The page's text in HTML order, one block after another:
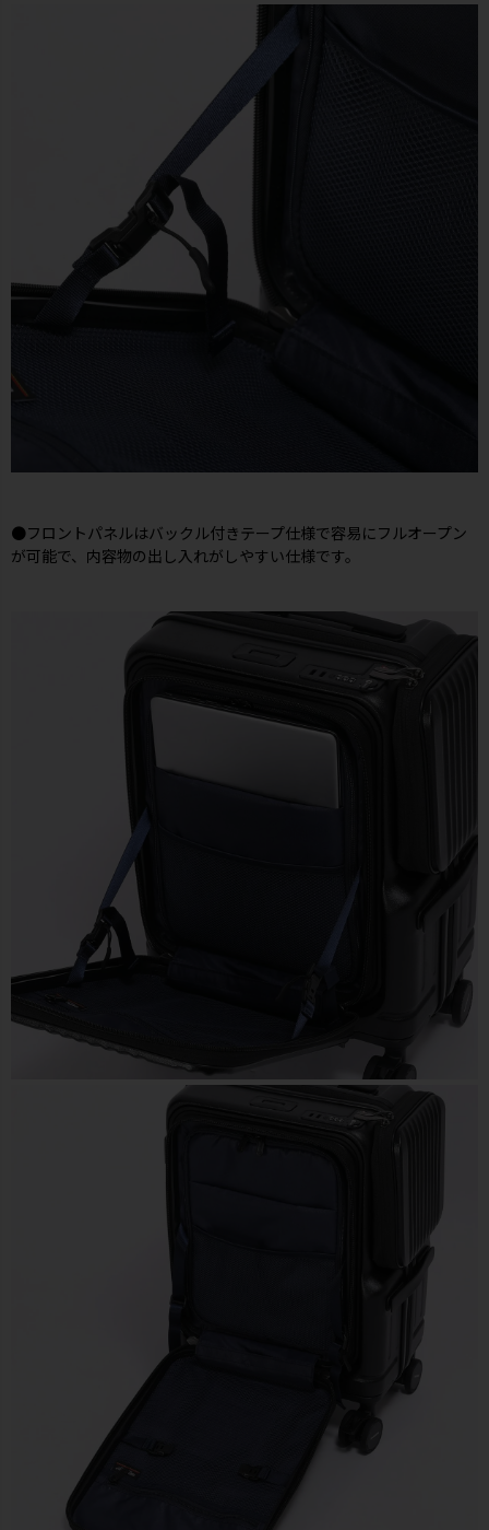
●フロントパネルはバックル付きテープ仕様で容易にフルオープン
が可能で、内容物の出し入れがしやすい仕様です。